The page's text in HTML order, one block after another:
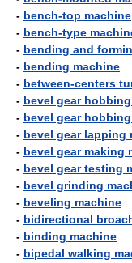
- bench-top machine
- bench-type
- bending and
- bending machine
- between-centers
- bevel gear
- bevel gear
- bevel gear lapping
- bevel gear making
- bevel gear testing
- bevel grinding
- beveling machine
- bidirectional
- binding machine
- bipedal walking